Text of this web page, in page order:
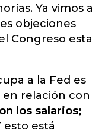
Ya vimos a
objeciones
Congreso esta
a la Fed es
relación con
los salarios;
esto está